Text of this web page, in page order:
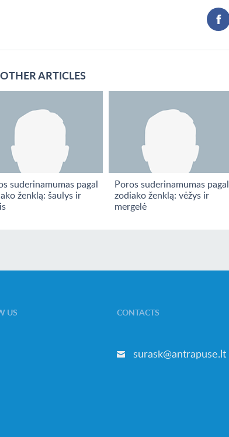
OTHER ARTICLES
suderinamumas pagal
ženklą: šaulys ir
Poros suderinamumas pagal
zodiako ženklą: vėžys ir
mergelė
US CONTACTS
surask@antrapuse.lt